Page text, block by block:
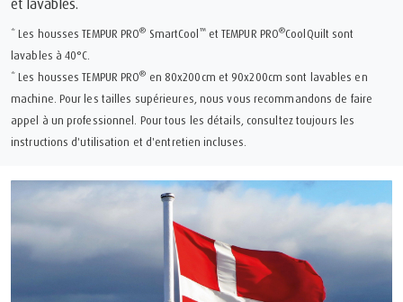
* Les housses TEMPUR PRO® SmartCool™et TEMPUR PRO®CoolQuilt sont
lavables à 40°C.
* Les housses TEMPUR PRO® en 80x200cm et 90x200cm sont lavables en
machine. Pour les tailles supérieures, nous vous recommandons de faire
appel à un professionnel. Pour tous les détails, consultez toujours les
instructions d'utilisation et d'entretien incluses.